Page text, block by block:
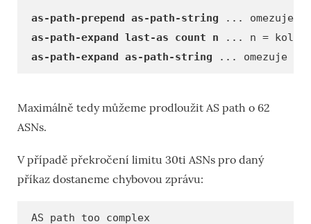
as-path-prepend as-path-string ... omezuje
as-path-expand last-as count n ... n =
as-path-expand as-path-string ... omezuje na
Maximálně tedy můžeme prodloužit AS path o 62
ASNs.
V případě překročení limitu 30ti ASNs pro daný
příkaz dostaneme chybovou zprávu:
AS path too complex